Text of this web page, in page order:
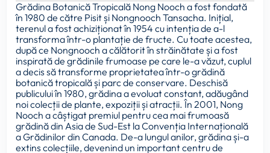
Grădina Botanică Tropicală Nong Nooch a fost fondată
în 1980 de către Pisit și Nongnooch Tansacha. Inițial,
terenul a fost achiziționat în 1954 cu intenția de a-l
transforma într-o plantație de fructe. Cu toate acestea,
după ce Nongnooch a călătorit în străinătate și a fost
inspirată de grădinile frumoase pe care le-a văzut, cuplul
a decis să transforme proprietatea într-o grădină
botanică tropicală și parc de conservare. Deschisă
publicului în 1980, grădina a evoluat constant, adăugând
noi colecții de plante, expoziții și atracții. În 2001, Nong
Nooch a câștigat premiul pentru cea mai frumoasă
grădină din Asia de Sud-Est la Convenția Internațională
a Grădinilor din Canada. De-a lungul anilor, grădina și-a
extins colecțiile, devenind un important centru de